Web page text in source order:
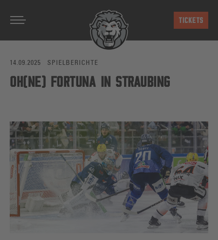
TICKETS
14.09.2025 SPIELBERICHTE
OH(NE) FORTUNA IN STRAUBING